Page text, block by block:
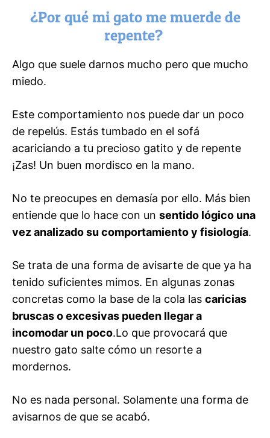
¿Por qué mi gato me muerde de
repente?
Algo que suele darnos mucho pero que mucho
miedo.
Este comportamiento nos puede dar un poco
de repelús. Estás tumbado en el sofá
acariciando a tu precioso gatito y de repente
¡Zas! Un buen mordisco en la mano.
No te preocupes en demasía por ello. Más bien
entiende que lo hace con un sentido lógico una
vez analizado su comportamiento y fisiología.
Se trata de una forma de avisarte de que ya ha
tenido suficientes mimos. En algunas zonas
concretas como la base de la cola las caricias
bruscas o excesivas pueden llegar a
incomodar un poco.Lo que provocará que
nuestro gato salte cómo un resorte a
mordernos.
No es nada personal. Solamente una forma de
avisarnos de que se acabó.